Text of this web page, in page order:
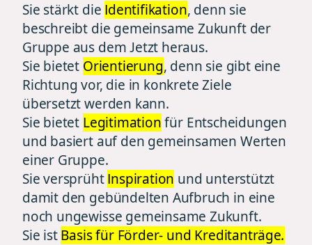
Sie stärkt die Identifikation, denn sie
beschreibt die gemeinsame Zukunft der
Gruppe aus dem Jetzt heraus.
Sie bietet Orientierung, denn sie gibt eine
Richtung vor, die in konkrete Ziele
übersetzt werden kann.
Sie bietet Legitimationfür Entscheidungen
und basiert auf den gemeinsamen Werten
einer Gruppe.
Sie versprühtInspiration und unterstützt
damit den gebündelten Aufbruch in eine
noch ungewisse gemeinsame Zukunft.
Sie istBasis für Förder- und Kreditanträge.